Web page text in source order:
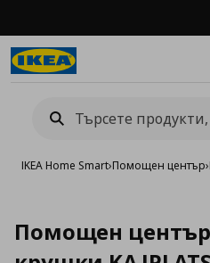
IKEA Home Smart›Помощен център›
Помощен център